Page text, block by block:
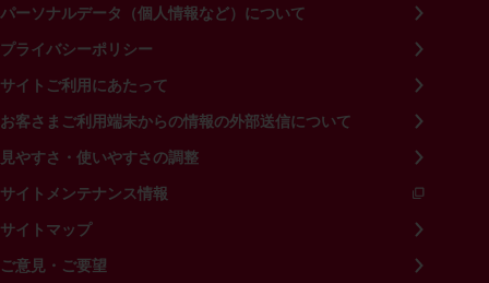
パーソナルデータ（個人情報など）について
プライバシーポリシー
サイトご利用にあたって
お客さまご利用端末からの情報の外部送信について
見やすさ・使いやすさの調整
サイトメンテナンス情報
サイトマップ
ご意見・ご要望